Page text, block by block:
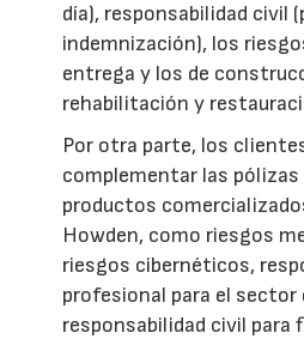
día), responsabilidad civil
indemnización), los
entrega y los de
rehabilitación y
Por otra parte, los
complementar las
productos
Howden, como riesgos
riesgos cibernéticos,
profesional para el sector
responsabilidad civil para